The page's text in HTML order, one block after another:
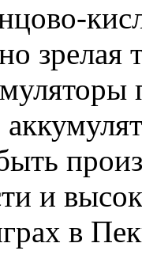
зрелая
и
в